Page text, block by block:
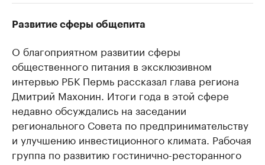
продавцы медийной продукции
Ознакомьтесь с информацией в каталоге Посмотрите в
Развитие сферы общепита
О благоприятном развитии сферы
общественного питания в эксклюзивном
интервью РБК Пермь рассказал глава региона
Дмитрий Махонин. Итоги года в этой сфере
недавно обсуждались на заседании
регионального Совета по предпринимательству
и улучшению инвестиционного климата. Рабочая
группа по развитию гостинично-ресторанного